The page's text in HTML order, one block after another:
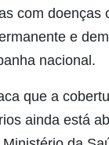
com doenças
e
nacional.
que a
ainda está